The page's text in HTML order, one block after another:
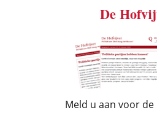
De
Meld u aan voor